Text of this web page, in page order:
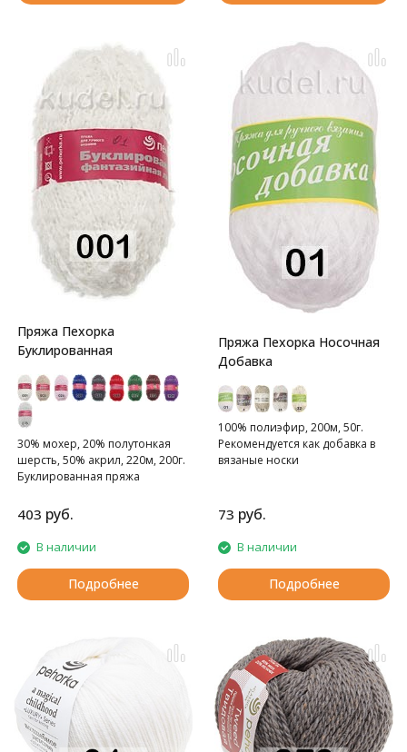
Пряжа Пехорка
Буклированная
30% мохер, 20% полутонкая
шерсть, 50% акрил, 220м, 200г.
Буклированная пряжа
403 руб.
В наличии
Подробнее
Пряжа Пехорка Носочная
Добавка
100% полиэфир, 200м, 50г.
Рекомендуется как добавка в
вязаные носки
73 руб.
В наличии
Подробнее